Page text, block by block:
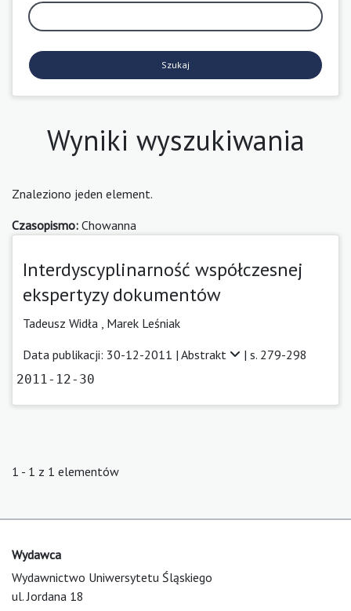
Szukaj
Wyniki wyszukiwania
Znaleziono jeden element.
Czasopismo: Chowanna
Interdyscyplinarność współczesnej
ekspertyzy dokumentów
Tadeusz Widła , Marek Leśniak
Data publikacji: 30-12-2011 | Abstrakt | s. 279-298
2011-12-30
1 - 1 z 1 elementów
Wydawca
Wydawnictwo Uniwersytetu Śląskiego
ul. Jordana 18